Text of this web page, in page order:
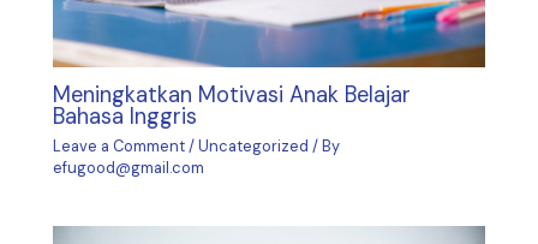
Meningkatkan Motivasi Anak Belajar
Bahasa Inggris
Leave a Comment/Uncategorized / By
efugood@gmail.com